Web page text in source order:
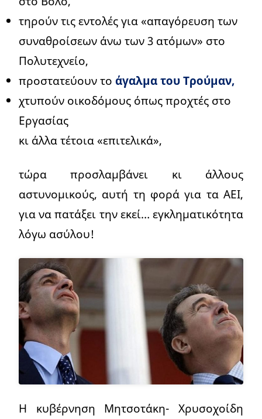
τηρούν τις εντολές για «απαγόρευση των
συναθροίσεων άνω των 3 ατόμων» στο
Πολυτεχνείο,
προστατεύουν το άγαλμα του Τρούμαν,
χτυπούν οικοδόμους όπως προχτές στο
Εργασίας
κι άλλα τέτοια «επιτελικά»,
τώρα προσλαμβάνει κι άλλους
αστυνομικούς, αυτή τη φορά για τα ΑΕΙ,
για να πατάξει την εκεί… εγκληματικότητα
λόγω ασύλου!
Η κυβέρνηση Μητσοτάκη- Χρυσοχοίδη